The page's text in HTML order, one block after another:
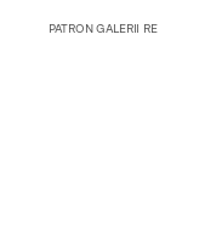
PATRON GALERII RE